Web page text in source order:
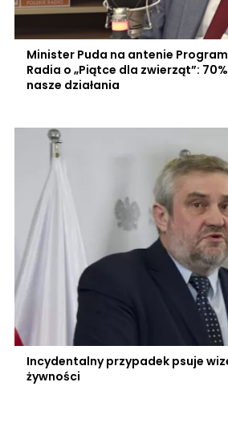
Minister Puda na antenie
Radia o „Piątce dla zwierząt”:
nasze działania
Incydentalny przypadek psuje
żywności